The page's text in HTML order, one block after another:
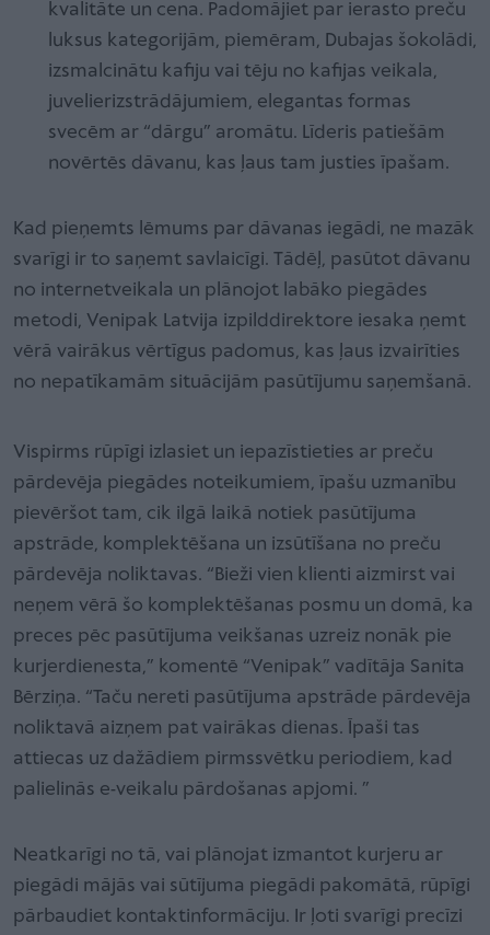
kvalitāte un cena. Padomājiet par ierasto preču
luksus kategorijām, piemēram, Dubajas šokolādi,
izsmalcinātu kafiju vai tēju no kafijas veikala,
juvelierizstrādājumiem, elegantas formas
svecēm ar “dārgu” aromātu. Līderis patiešām
novērtēs dāvanu, kas ļaus tam justies īpašam.
Kad pieņemts lēmums par dāvanas iegādi, ne mazāk
svarīgi ir to saņemt savlaicīgi. Tādēļ, pasūtot dāvanu
no internetveikala un plānojot labāko piegādes
metodi, Venipak Latvija izpilddirektore iesaka ņemt
vērā vairākus vērtīgus padomus, kas ļaus izvairīties
no nepatīkamām situācijām pasūtījumu saņemšanā.
Vispirms rūpīgi izlasiet un iepazīstieties ar preču
pārdevēja piegādes noteikumiem, īpašu uzmanību
pievēršot tam, cik ilgā laikā notiek pasūtījuma
apstrāde, komplektēšana un izsūtīšana no preču
pārdevēja noliktavas. “Bieži vien klienti aizmirst vai
neņem vērā šo komplektēšanas posmu un domā, ka
preces pēc pasūtījuma veikšanas uzreiz nonāk pie
kurjerdienesta,” komentē “Venipak” vadītāja Sanita
Bērziņa. “Taču nereti pasūtījuma apstrāde pārdevēja
noliktavā aizņem pat vairākas dienas. Īpaši tas
attiecas uz dažādiem pirmssvētku periodiem, kad
palielinās e-veikalu pārdošanas apjomi. ”
Neatkarīgi no tā, vai plānojat izmantot kurjeru ar
piegādi mājās vai sūtījuma piegādi pakomātā, rūpīgi
pārbaudiet kontaktinformāciju. Ir ļoti svarīgi precīzi